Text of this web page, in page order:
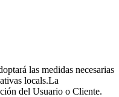
las medidas necesarias
locals.La
del Usuario o Cliente.